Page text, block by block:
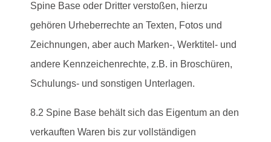
Spine Base oder Dritter verstoßen, hierzu
gehören Urheberrechte an Texten, Fotos und
Zeichnungen, aber auch Marken-, Werktitel- und
andere Kennzeichenrechte, z.B. in Broschüren,
Schulungs- und sonstigen Unterlagen.
8.2 Spine Base behält sich das Eigentum an den
verkauften Waren bis zur vollständigen